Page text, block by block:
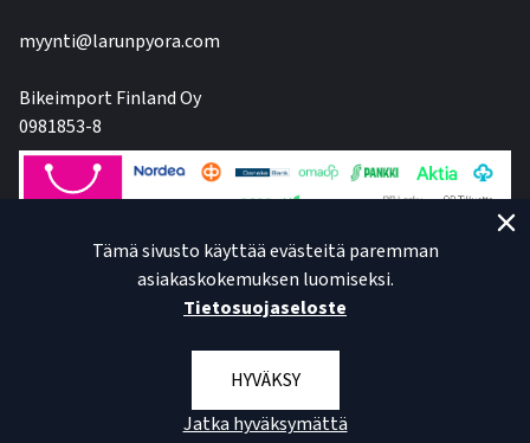
myynti@larunpyora.com
Bikeimport Finland Oy
0981853-8
Tämä sivusto käyttää evästeitä paremman
asiakaskokemuksen luomiseksi.
Tietosuojaseloste
HYVÄKSY
Jatka hyväksymättä